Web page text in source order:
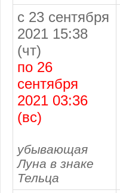
с 23 сентября
2021 15:38
(чт)
по 26
сентября
2021 03:36
(вс)
убывающая
Луна в знаке
Тельца